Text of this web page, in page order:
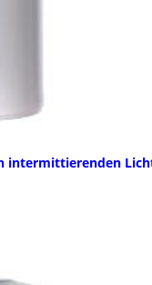
intermittierenden